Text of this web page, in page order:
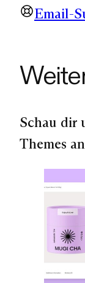
Email-
Schau dir
Themes